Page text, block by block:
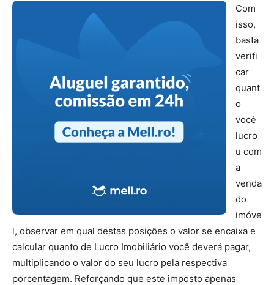
Com
isso,
basta
verifi
car
quant
o
você
lucro
u com
a
venda
do
imóve
l, observar em qual destas posições o valor se encaixa e
calcular quanto de Lucro Imobiliário você deverá pagar,
multiplicando o valor do seu lucro pela respectiva
porcentagem. Reforçando que este imposto apenas